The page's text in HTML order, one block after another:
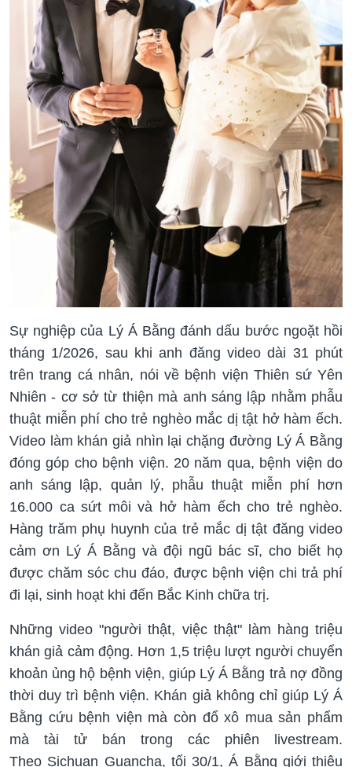
Sự nghiệp của Lý Á Bằng đánh dấu bước ngoặt hồi
tháng 1/2026, sau khi anh đăng video dài 31 phút
trên trang cá nhân, nói về bệnh viện Thiên sứ Yên
Nhiên - cơ sở từ thiện mà anh sáng lập nhằm phẫu
thuật miễn phí cho trẻ nghèo mắc dị tật hở hàm ếch.
Video làm khán giả nhìn lại chặng đường Lý Á Bằng
đóng góp cho bệnh viện. 20 năm qua, bệnh viện do
anh sáng lập, quản lý, phẫu thuật miễn phí hơn
16.000 ca sứt môi và hở hàm ếch cho trẻ nghèo.
Hàng trăm phụ huynh của trẻ mắc dị tật đăng video
cảm ơn Lý Á Bằng và đội ngũ bác sĩ, cho biết họ
được chăm sóc chu đáo, được bệnh viện chi trả phí
đi lại, sinh hoạt khi đến Bắc Kinh chữa trị.
Những video "người thật, việc thật" làm hàng triệu
khán giả cảm động. Hơn 1,5 triệu lượt người chuyển
khoản ủng hộ bệnh viện, giúp Lý Á Bằng trả nợ đồng
thời duy trì bệnh viện. Khán giả không chỉ giúp Lý Á
Bằng cứu bệnh viện mà còn đổ xô mua sản phẩm
mà tài tử bán trong các phiên livestream.
Theo Sichuan Guancha, tối 30/1, Á Bằng giới thiệu